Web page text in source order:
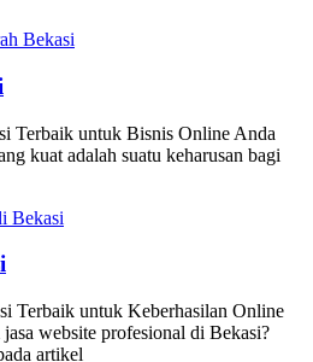
Terbaik untuk Bisnis Online Anda
kuat adalah suatu keharusan bagi
Terbaik untuk Keberhasilan Online
website profesional di Bekasi?
artikel